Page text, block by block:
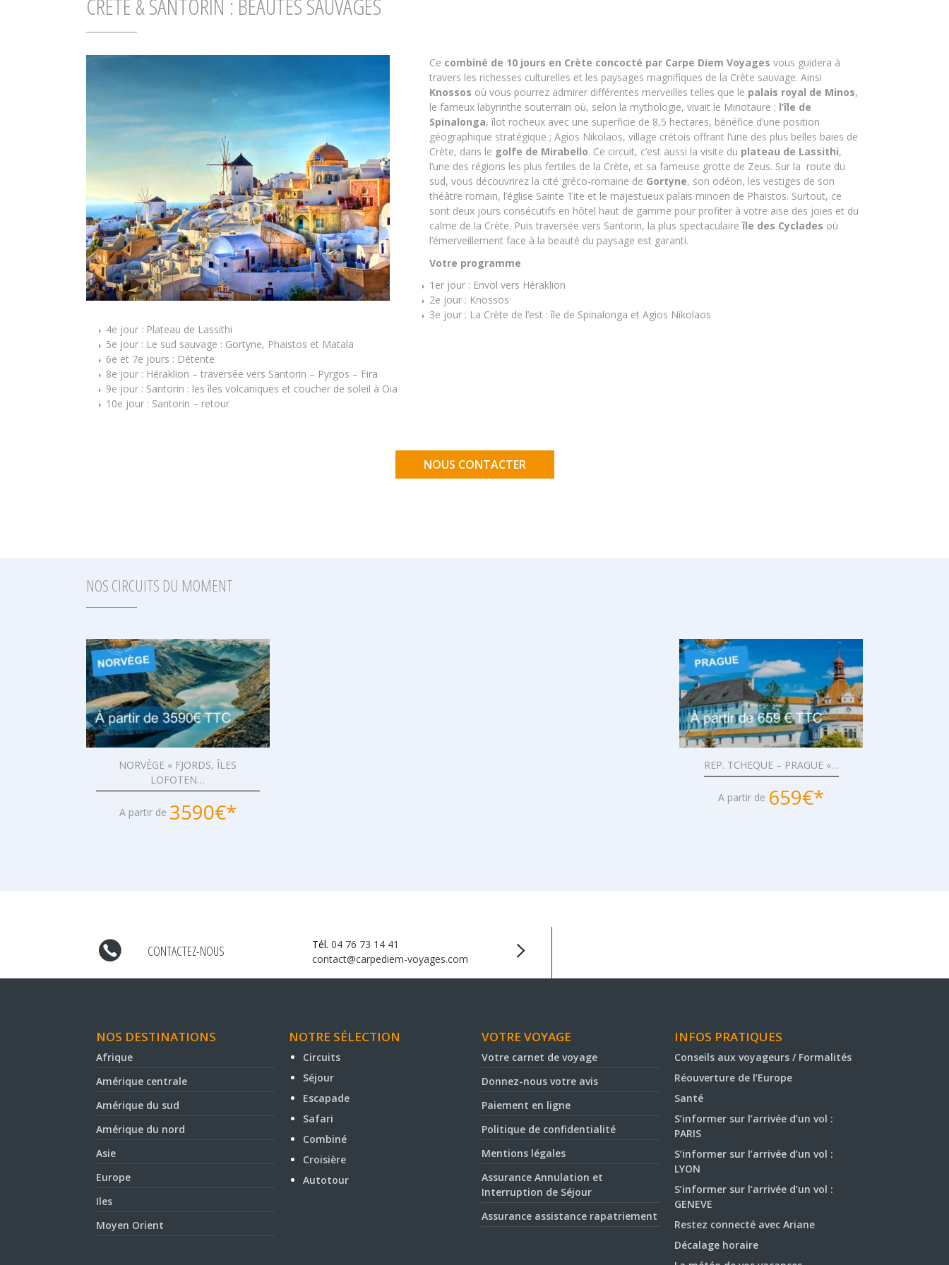
Ce combiné de 10 jours en Crète concocté par Carpe Diem Voyages vous guidera à
travers les richesses culturelles et les paysages magnifiques de la Crète sauvage. Ainsi
Knossos où vous pourrez admirer différentes merveilles telles que le palais royal de Minos,
le fameux labyrinthe souterrain où, selon la mythologie, vivait le Minotaure ; l’île de
Spinalonga, îlot rocheux avec une superficie de 8,5 hectares, bénéfice d’une position
géographique stratégique ; Agios Nikolaos, village crétois offrant l’une des plus belles baies de
Crète, dans le golfe de Mirabello. Ce circuit, c’est aussi la visite du plateau de Lassithi,
l’une des régions les plus fertiles de la Crète, et sa fameuse grotte de Zeus. Sur la route du
sud, vous découvrirez la cité gréco-romaine de Gortyne, son odéon, les vestiges de son
théâtre romain, l’église Sainte Tite et le majestueux palais minoen de Phaistos. Surtout, ce
sont deux jours consécutifs en hôtel haut de gamme pour profiter à votre aise des joies et du
calme de la Crète. Puis traversée vers Santorin, la plus spectaculaireîle des Cyclades où
l’émerveillement face à la beauté du paysage est garanti.
Votre programme
1er jour : Envol vers Héraklion
2e jour : Knossos
3e jour : La Crète de l’est : île de Spinalonga et Agios Nikolaos
4e jour : Plateau de Lassithi
5e jour : Le sud sauvage : Gortyne, Phaistos et Matala
6e et 7e jours : Détente
8e jour : Héraklion – traversée vers Santorin – Pyrgos – Fira
9e jour : Santorin : les îles volcaniques et coucher de soleil à Oia
10e jour : Santorin – retour
NOUS CONTACTER
NOS CIRCUITS DU MOMENT
NORVÈGE « FJORDS, ÎLES
LOFOTEN…
A partir de 3590€*
REP. TCHEQUE – PRAGUE «…
A partir de 659€*
CONTACTEZ-NOUS Tél. 04 76 73 14 41
contact@carpediem-voyages.com
NOS DESTINATIONS
Afrique
Amérique centrale
Amérique du sud
Amérique du nord
Asie
Europe
Iles
Moyen Orient
NOTRE SÉLECTION
Circuits
Séjour
Escapade
Safari
Combiné
Croisière
Autotour
VOTRE VOYAGE
Votre carnet de voyage
Donnez-nous votre avis
Paiement en ligne
Politique de confidentialité
Mentions légales
Assurance Annulation et
Interruption de Séjour
Assurance assistance rapatriement
INFOS PRATIQUES
Conseils aux voyageurs / Formalités
Réouverture de l’Europe
Santé
S’informer sur l’arrivée d’un vol :
PARIS
S’informer sur l’arrivée d’un vol :
LYON
S’informer sur l’arrivée d’un vol :
GENEVE
Restez connecté avec Ariane
Décalage horaire